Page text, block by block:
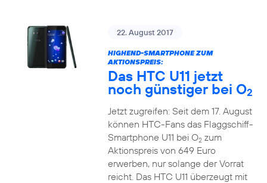
22. August 2017
HIGHEND-SMARTPHONE ZUM
AKTIONSPREIS:
Das HTC U11 jetzt
noch günstiger bei O2
Jetzt zugreifen: Seit dem 17. August
können HTC-Fans das Flaggschiff-
Smartphone U11 bei O2zum
Aktionspreis von 649 Euro
erwerben, nur solange der Vorrat
reicht. Das HTC U11 überzeugt mit